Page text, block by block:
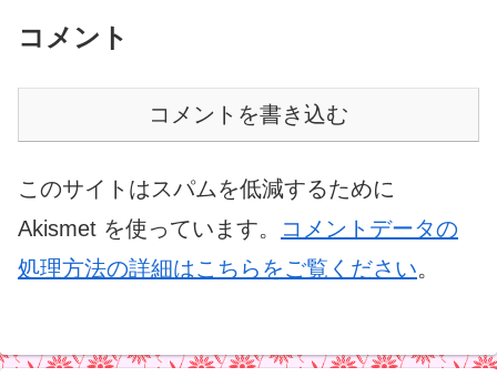
コメント
コメントを書き込む
このサイトはスパムを低減するために
Akismet を使っています。
コメントデータの
処理方法の詳細はこちらをご覧ください。